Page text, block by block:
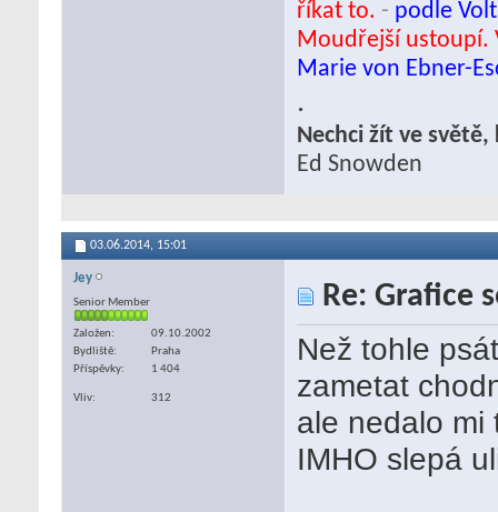
říkat to. - podle
Moudřejší ustoupí.
Marie von Ebner-
.
Nechci žít ve
Ed Snowden
03.06.2014, 15:01
Jey
Senior Member
Založen
09.10.2002
Bydliště
Praha
Příspěvky
1 404
Vliv 312
Re: Grafice
Než tohle
zametat
ale nedalo mi
IMHO slepá